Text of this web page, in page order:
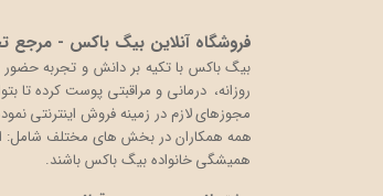
فروشگاه آنلاین بیگ باکس - مرجع
روزانه، درمانی و مراقبتی پوست کرده تا
مجوزهای لازم در زمینه فروش اینترنتی
همه همکاران در بخش های مختلف شامل:
همیشگی خانواده بیگ باکس باشند.